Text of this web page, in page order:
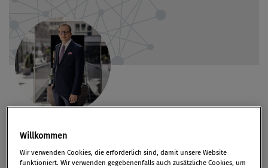
Mag. Valentin Mitlöhner
Willkommen
Wir verwenden Cookies, die erforderlich sind, damit unsere Website
funktioniert. Wir verwenden gegebenenfalls auch zusätzliche Cookies, um